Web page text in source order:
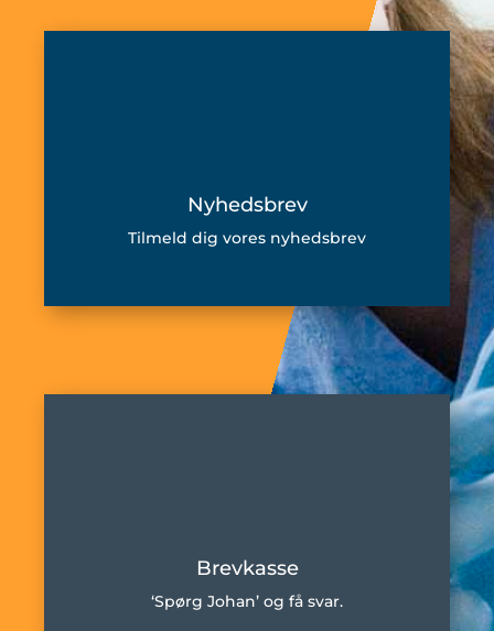
Nyhedsbrev
Tilmeld dig vores nyhedsbrev
Brevkasse
‘Spørg Johan’ og få svar.